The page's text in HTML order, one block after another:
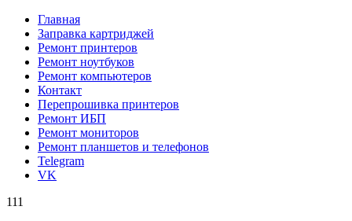
Главная
Заправка картриджей
Ремонт принтеров
Ремонт ноутбуков
Ремонт компьютеров
Контакт
Перепрошивка принтеров
Ремонт ИБП
Ремонт мониторов
Ремонт планшетов и телефонов
Telegram
VK
111